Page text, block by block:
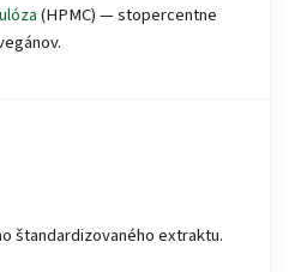
(HPMC) — stopercentne
štandardizovaného extraktu.